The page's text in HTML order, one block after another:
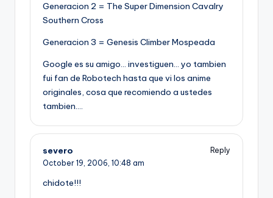
Generacion 2 = The Super Dimension Cavalry
Southern Cross
Generacion 3 = Genesis Climber Mospeada
Google es su amigo… investiguen… yo tambien
fui fan de Robotech hasta que vi los anime
originales, cosa que recomiendo a ustedes
tambien….
severo
Reply
October 19, 2006, 10:48 am
chidote!!!